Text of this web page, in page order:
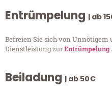
Entrümpelung | ab
Befreien Sie sich von Unnötigem
Dienstleistung zurEntrümpelung
Beiladung | ab 50€